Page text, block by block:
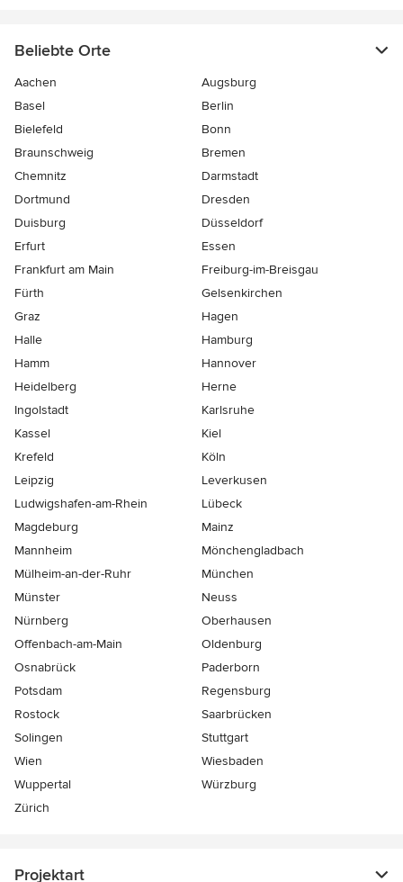
Beliebte Orte
Aachen
Augsburg
Basel
Berlin
Bielefeld
Bonn
Braunschweig
Bremen
Chemnitz
Darmstadt
Dortmund
Dresden
Duisburg
Düsseldorf
Erfurt
Essen
Frankfurt am Main
Freiburg-im-Breisgau
Fürth
Gelsenkirchen
Graz
Hagen
Halle
Hamburg
Hamm
Hannover
Heidelberg
Herne
Ingolstadt
Karlsruhe
Kassel
Kiel
Krefeld
Köln
Leipzig
Leverkusen
Ludwigshafen-am-Rhein
Lübeck
Magdeburg
Mainz
Mannheim
Mönchen­gladbach
Mülheim-an-der-Ruhr
München
Münster
Neuss
Nürnberg
Oberhausen
Offenbach-am-Main
Oldenburg
Osnabrück
Paderborn
Potsdam
Regensburg
Rostock
Saarbrücken
Solingen
Stuttgart
Wien
Wiesbaden
Wuppertal
Würzburg
Zürich
Projektart